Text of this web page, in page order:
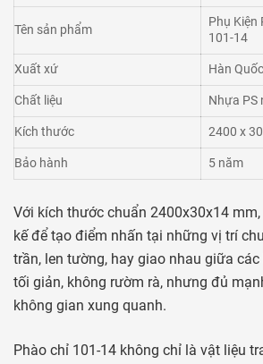
Tên sản phẩm
Phụ Kiện
101-14
Xuất xứ Hàn Quốc
Chất liệu Nhựa PS
Kích thước 2400 x
Bảo hành 5 năm
Với kích thước chuẩn 2400x30x14
kế để tạo điểm nhấn tại những vị trí
trần, len tường, hay giao nhau giữa
tối giản, không rườm rà, nhưng đủ
không gian xung quanh.
Phào chỉ 101-14 không chỉ là vật liệu